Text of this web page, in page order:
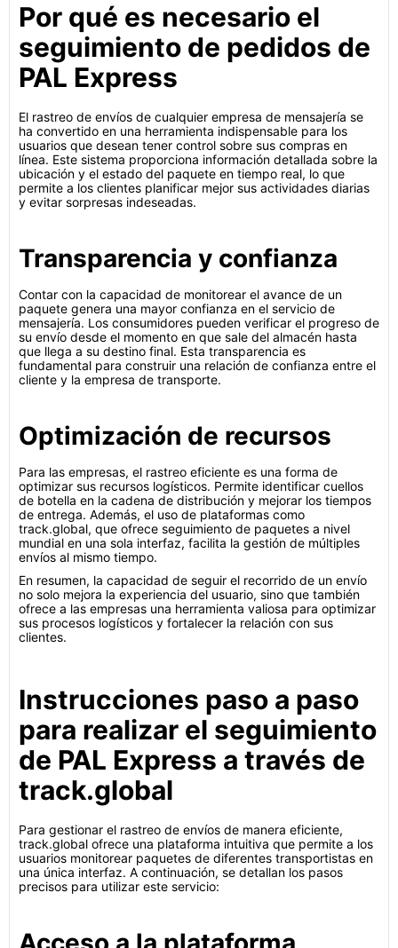
Por qué es necesario el
seguimiento de pedidos de
PAL Express
El rastreo de envíos de cualquier empresa de mensajería se
ha convertido en una herramienta indispensable para los
usuarios que desean tener control sobre sus compras en
línea. Este sistema proporciona información detallada sobre la
ubicación y el estado del paquete en tiempo real, lo que
permite a los clientes planificar mejor sus actividades diarias
y evitar sorpresas indeseadas.
Transparencia y confianza
Contar con la capacidad de monitorear el avance de un
paquete genera una mayor confianza en el servicio de
mensajería. Los consumidores pueden verificar el progreso de
su envío desde el momento en que sale del almacén hasta
que llega a su destino final. Esta transparencia es
fundamental para construir una relación de confianza entre el
cliente y la empresa de transporte.
Optimización de recursos
Para las empresas, el rastreo eficiente es una forma de
optimizar sus recursos logísticos. Permite identificar cuellos
de botella en la cadena de distribución y mejorar los tiempos
de entrega. Además, el uso de plataformas como
track.global, que ofrece seguimiento de paquetes a nivel
mundial en una sola interfaz, facilita la gestión de múltiples
envíos al mismo tiempo.
En resumen, la capacidad de seguir el recorrido de un envío
no solo mejora la experiencia del usuario, sino que también
ofrece a las empresas una herramienta valiosa para optimizar
sus procesos logísticos y fortalecer la relación con sus
clientes.
Instrucciones paso a paso
para realizar el seguimiento
de PAL Express a través de
track.global
Para gestionar el rastreo de envíos de manera eficiente,
track.global ofrece una plataforma intuitiva que permite a los
usuarios monitorear paquetes de diferentes transportistas en
una única interfaz. A continuación, se detallan los pasos
precisos para utilizar este servicio: